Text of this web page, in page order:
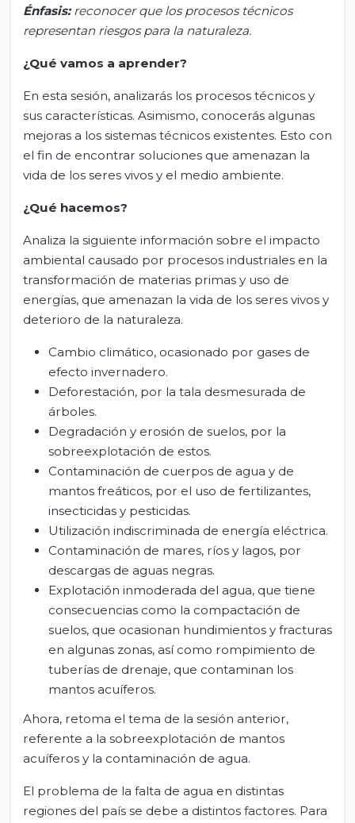
Énfasis:reconocer que los procesos técnicos
representan riesgos para la naturaleza.
¿Qué vamos a aprender?
En esta sesión, analizarás los procesos técnicos y
sus características. Asimismo, conocerás algunas
mejoras a los sistemas técnicos existentes. Esto con
el fin de encontrar soluciones que amenazan la
vida de los seres vivos y el medio ambiente.
¿Qué hacemos?
Analiza la siguiente información sobre el impacto
ambiental causado por procesos industriales en la
transformación de materias primas y uso de
energías, que amenazan la vida de los seres vivos y
deterioro de la naturaleza.
Cambio climático, ocasionado por gases de
efecto invernadero.
Deforestación, por la tala desmesurada de
árboles.
Degradación y erosión de suelos, por la
sobreexplotación de estos.
Contaminación de cuerpos de agua y de
mantos freáticos, por el uso de fertilizantes,
insecticidas y pesticidas.
Utilización indiscriminada de energía eléctrica.
Contaminación de mares, ríos y lagos, por
descargas de aguas negras.
Explotación inmoderada del agua, que tiene
consecuencias como la compactación de
suelos, que ocasionan hundimientos y fracturas
en algunas zonas, así como rompimiento de
tuberías de drenaje, que contaminan los
mantos acuíferos.
Ahora, retoma el tema de la sesión anterior,
referente a la sobreexplotación de mantos
acuíferos y la contaminación de agua.
El problema de la falta de agua en distintas
regiones del país se debe a distintos factores. Para